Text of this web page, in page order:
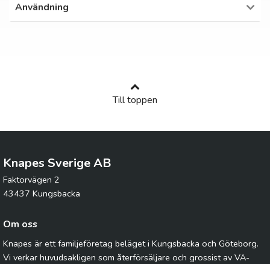
Användning
Till toppen
Knapes Sverige AB
Faktorvägen 2
43437 Kungsbacka
Om oss
Knapes är ett familjeföretag beläget i Kungsbacka och Göteborg.
Vi verkar huvudsakligen som återförsäljare och grossist av VA-